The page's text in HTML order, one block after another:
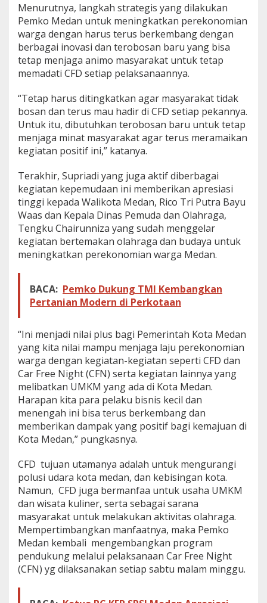
Menurutnya, langkah strategis yang dilakukan
Pemko Medan untuk meningkatkan perekonomian
warga dengan harus terus berkembang dengan
berbagai inovasi dan terobosan baru yang bisa
tetap menjaga animo masyarakat untuk tetap
memadati CFD setiap pelaksanaannya.
“Tetap harus ditingkatkan agar masyarakat tidak
bosan dan terus mau hadir di CFD setiap pekannya.
Untuk itu, dibutuhkan terobosan baru untuk tetap
menjaga minat masyarakat agar terus meramaikan
kegiatan positif ini,” katanya.
Terakhir, Supriadi yang juga aktif diberbagai
kegiatan kepemudaan ini memberikan apresiasi
tinggi kepada Walikota Medan, Rico Tri Putra Bayu
Waas dan Kepala Dinas Pemuda dan Olahraga,
Tengku Chairunniza yang sudah menggelar
kegiatan bertemakan olahraga dan budaya untuk
meningkatkan perekonomian warga Medan.
BACA: Pemko Dukung TMI Kembangkan
Pertanian Modern di Perkotaan
“Ini menjadi nilai plus bagi Pemerintah Kota Medan
yang kita nilai mampu menjaga laju perekonomian
warga dengan kegiatan-kegiatan seperti CFD dan
Car Free Night (CFN) serta kegiatan lainnya yang
melibatkan UMKM yang ada di Kota Medan.
Harapan kita para pelaku bisnis kecil dan
menengah ini bisa terus berkembang dan
memberikan dampak yang positif bagi kemajuan di
Kota Medan,” pungkasnya.
CFD tujuan utamanya adalah untuk mengurangi
polusi udara kota medan, dan kebisingan kota.
Namun, CFD juga bermanfaa untuk usaha UMKM
dan wisata kuliner, serta sebagai sarana
masyarakat untuk melakukan aktivitas olahraga.
Mempertimbangkan manfaatnya, maka Pemko
Medan kembali mengembangkan program
pendukung melalui pelaksanaan Car Free Night
(CFN) yg dilaksanakan setiap sabtu malam minggu.